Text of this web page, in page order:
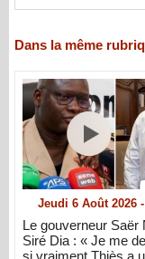
Dans la même
Jeudi 6 Août 2026 -
Le gouverneur Saër
Siré Dia : « Je me